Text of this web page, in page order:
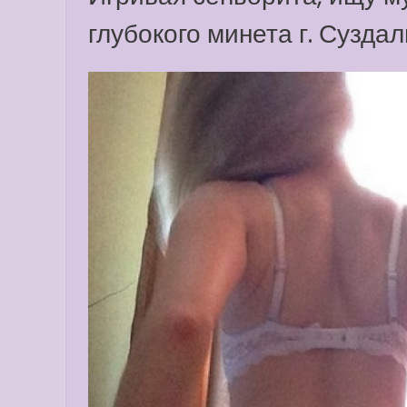
глубокого минета г.